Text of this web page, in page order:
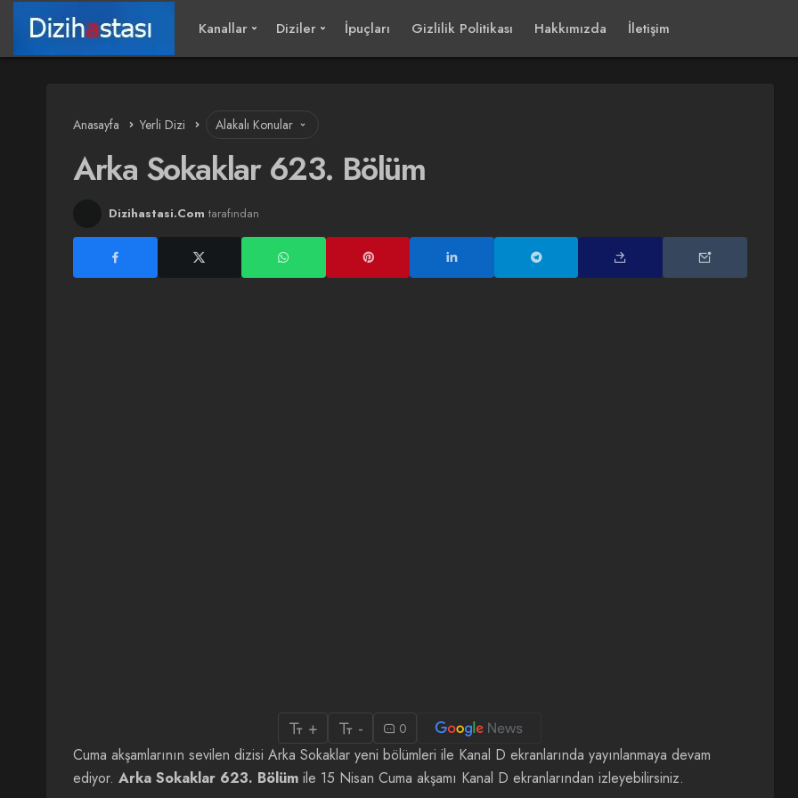
Kanallar Diziler İpuçları Gizlilik Politikası Hakkımızda İletişim
Anasayfa Yerli Dizi Alakalı Konular
Arka Sokaklar 623. Bölüm
Dizihastasi.Com tarafından
+ - 0
Cuma akşamlarının sevilen dizisi Arka Sokaklar yeni bölümleri ile Kanal D ekranlarında yayınlanmaya devam
ediyor. Arka Sokaklar 623. Bölüm ile 15 Nisan Cuma akşamı Kanal D ekranlarından izleyebilirsiniz.